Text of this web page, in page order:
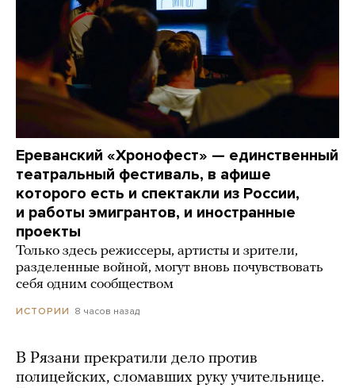
Ереванский «Хронофест» — единственный
театральный фестиваль, в афише
которого есть и спектакли из России,
и работы эмигрантов, и иностранные
проекты
Только здесь режиссеры, артисты и зрители,
разделенные войной, могут вновь почувствовать
себя одним сообществом
ИСТОРИИ 8 часов назад
В Рязани прекратили дело против
полицейских, сломавших руку учительнице.